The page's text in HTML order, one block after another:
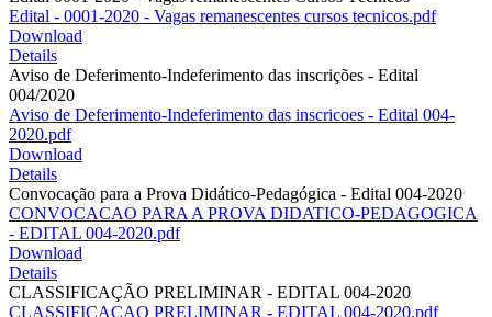
Edital - 0001-2020 - Vagas remanescentes cursos tecnicos.pdf
Download
Details
Aviso de Deferimento-Indeferimento das inscrições - Edital
004/2020
Aviso de Deferimento-Indeferimento das inscricoes - Edital 004-
2020.pdf
Download
Details
Convocação para a Prova Didático-Pedagógica - Edital 004-2020
CONVOCACAO PARA A PROVA DIDATICO-PEDAGOGICA
- EDITAL 004-2020.pdf
Download
Details
CLASSIFICAÇÃO PRELIMINAR - EDITAL 004-2020
CLASSIFICACAO PRELIMINAR - EDITAL 004-2020.pdf